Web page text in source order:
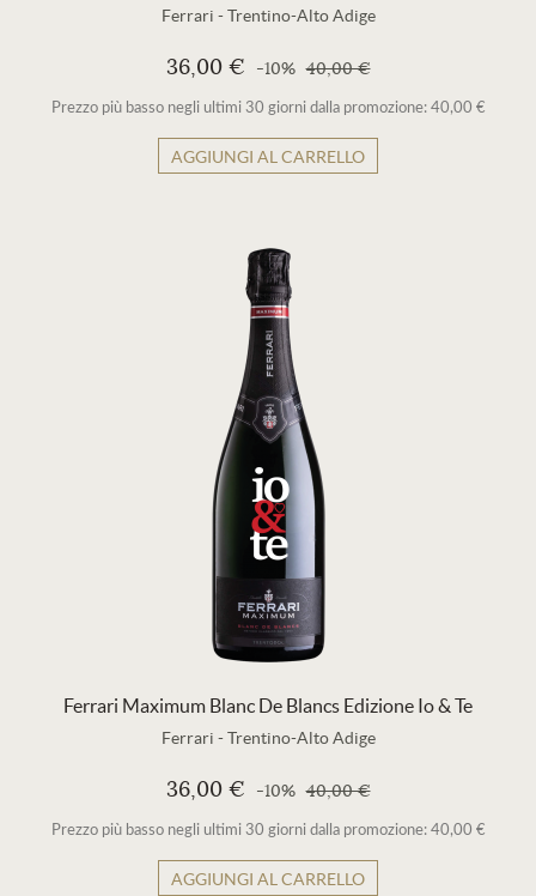
Ferrari -Trentino-Alto Adige
36,00 € -10% 40,00 €
Prezzo più basso negli ultimi 30 giorni dalla promozione: 40,00 €
AGGIUNGI AL CARRELLO
Ferrari Maximum Blanc De Blancs Edizione Io & Te
Ferrari -Trentino-Alto Adige
36,00 € -10% 40,00 €
Prezzo più basso negli ultimi 30 giorni dalla promozione: 40,00 €
AGGIUNGI AL CARRELLO